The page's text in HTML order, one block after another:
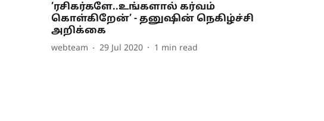
’ரசிகர்களே..உங்களால் கர்வம்
கொள்கிறேன்’ - தனுஷின் நெகிழ்ச்சி
அறிக்கை
webteam 29 Jul 2020 1 min read